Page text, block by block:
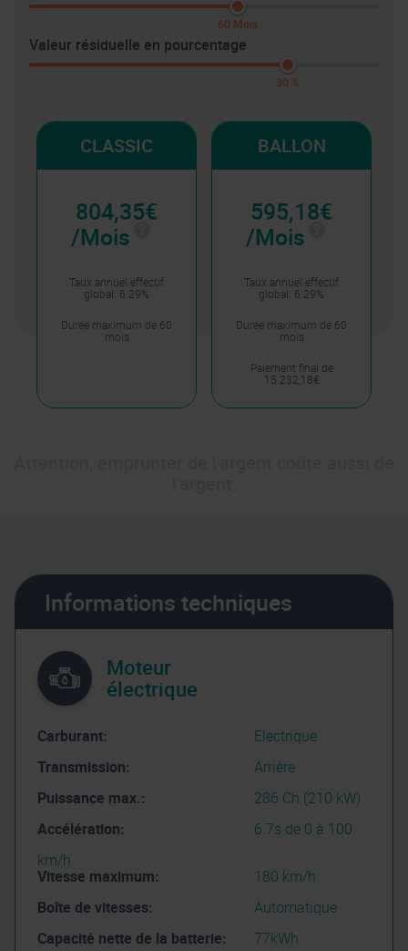
60 Mois
Valeur résiduelle en pourcentage
30 %
CLASSIC
804,35€
/Mois
Taux annuel effectif
global: 6.29%
Durée maximum de 60
mois
BALLON
595,18€
/Mois
Taux annuel effectif
global: 6.29%
Durée maximum de 60
mois
Paiement final de
15.232,18€
Informations techniques
Moteur
électrique
Carburant:
Electrique
Transmission:
Arrière
Puissance max.:
286 Ch (210 kW)
Accélération:
6.7s de 0 à 100
km/h
Vitesse maximum:
180 km/h
Boîte de vitesses:
Automatique
Capacité nette de la batterie:
77kWh